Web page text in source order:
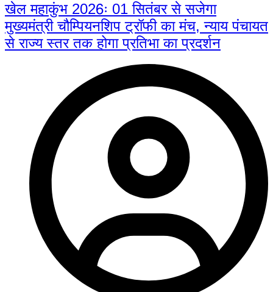
खेल महाकुंभ 2026ः 01 सितंबर से सजेगा
मुख्यमंत्री चौम्पियनशिप ट्रॉफी का मंच, न्याय पंचायत
से राज्य स्तर तक होगा प्रतिभा का प्रदर्शन